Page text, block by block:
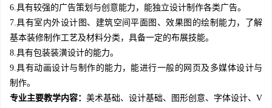
6.具有较强的广告策划与创意能力，能独立设计制作各类广告。
7.具有室内外设计图、建筑空间平面图、效果图的绘制能力，了解
基本装修制作工艺及材料分类，具备一定的布展技能。
8.具有包装装潢设计的能力。
9.具有动画设计与制作的能力，能进行一般的网页及多媒体设计与
制作。
专业主要教学内容： 美术基础、设计基础、图形创意、字体设计、V